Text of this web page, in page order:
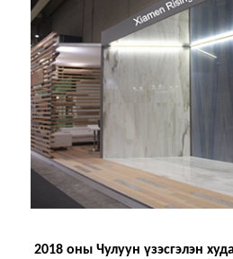
2018 оны Чулуун үзэсгэлэн